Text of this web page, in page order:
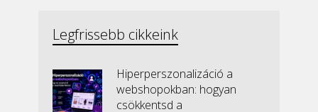
Legfrissebb cikkeink
Hiperperszonalizáció a
webshopokban: hogyan
csökkentsd a